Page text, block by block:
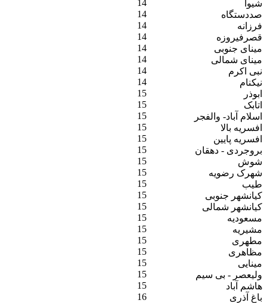
شیوا
14
صددستگاه
14
فرزانه
14
قصرفیروزه
14
مینای جنوبی
14
مینای شمالی
14
نبی اکرم
14
نیکنام
14
ابوذر
15
اتابک
15
اسلام آباد- والفجر
15
افسریه بالا
15
افسریه پایین
15
بروجردی - دهقان
15
شوش
15
شهرک رضویه
15
طیب
15
کیانشهر جنوبی
15
کیانشهر شمالی
15
مسعودیه
15
مشیریه
15
مطهری
15
مظاهری
15
مینایی
15
ولیعصر - بی سیم
15
هاشم آباد
15
باغ آذری
16